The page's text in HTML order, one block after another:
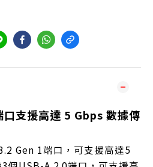
支援高達 5 Gbps 數據傳
Gen 1端口，可支援高達5